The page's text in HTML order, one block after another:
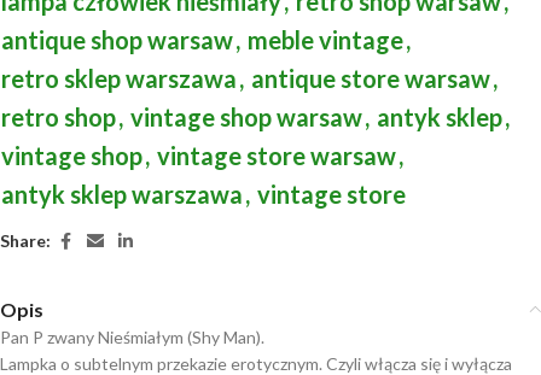
antique shop warsaw, meble vintage,
retro sklep warszawa, antique store warsaw,
retro shop, vintage shop warsaw, antyk sklep,
vintage shop, vintage store warsaw,
antyk sklep warszawa, vintage store
Share:
Opis
Pan P zwany Nieśmiałym (Shy Man).
Lampka o subtelnym przekazie erotycznym. Czyli włącza się i wyłącza